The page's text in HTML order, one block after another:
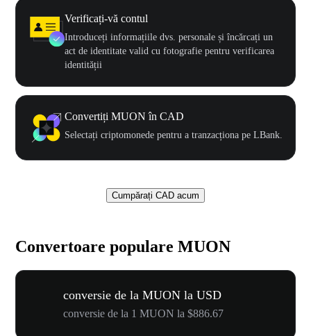
Verificați-vă contul
Introduceți informațiile dvs. personale și încărcați un
act de identitate valid cu fotografie pentru verificarea
identității
Convertiți MUON în CAD
Selectați criptomonede pentru a tranzacționa pe LBank.
Cumpărați CAD acum
Convertoare populare MUON
conversie de la MUON la USD
conversie de la 1 MUON la $886.67